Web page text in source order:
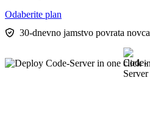
Odaberite plan
30-dnevno jamstvo povrata novca